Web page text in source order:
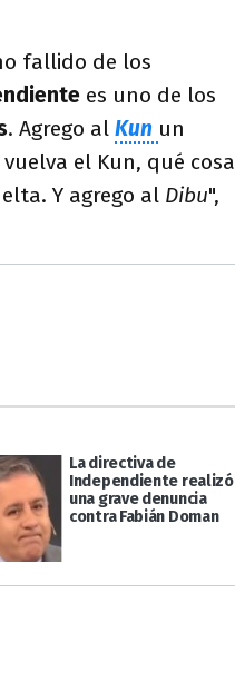
fallido de los
es uno de los
. Agrego al Kun un
el Kun, qué cosa
Y agrego al Dibu",
La directiva de
Independiente realizó
una grave denuncia
contra Fabián Doman